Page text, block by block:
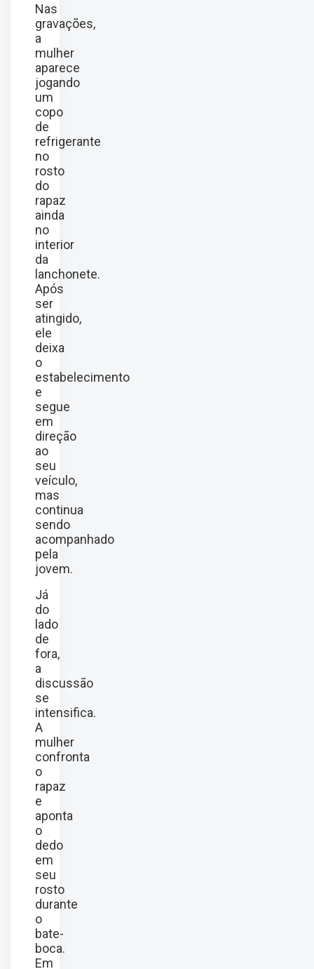
Nas
gravações,
a
mulher
aparece
jogando
um
copo
de
refrigerante
no
rosto
do
rapaz
ainda
no
interior
da
lanchonete.
Após
ser
atingido,
ele
deixa
o
estabelecimento
e
segue
em
direção
ao
seu
veículo,
mas
continua
sendo
acompanhado
pela
jovem.
Já
do
lado
de
fora,
a
discussão
se
intensifica.
A
mulher
confronta
o
rapaz
e
aponta
o
dedo
em
seu
rosto
durante
o
bate-
boca.
Em